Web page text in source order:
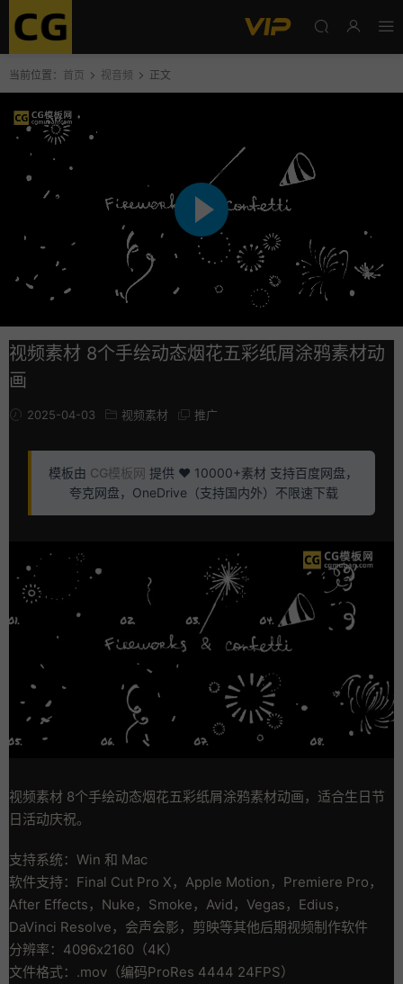
当前位置： 首页 视音频 正文
视频素材 8个手绘动态烟花五彩纸屑涂鸦素材动
画
2025-04-03 视频素材 推广
模板由 CG模板网 提供 ❤️ 10000+素材 支持百度网盘，
夸克网盘，OneDrive（支持国内外）不限速下载
视频素材 8个手绘动态烟花五彩纸屑涂鸦素材动画，适合生日节
日活动庆祝。
支持系统：Win 和 Mac
软件支持：Final Cut Pro X，Apple Motion，Premiere Pro，
After Effects，Nuke，Smoke，Avid，Vegas，Edius，
DaVinci Resolve，会声会影，剪映等其他后期视频制作软件
分辨率：4096x2160（4K）
文件格式：.mov（编码ProRes 4444 24FPS）